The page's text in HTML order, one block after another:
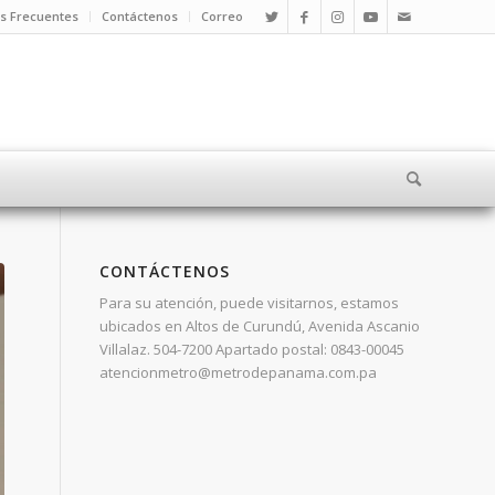
Frecuentes Contáctenos Correo
CONTÁCTENOS
Para su atención, puede visitarnos, estamos
ubicados en Altos de Curundú, Avenida Ascanio
Villalaz. 504-7200 Apartado postal: 0843-00045
atencionmetro@metrodepanama.com.pa